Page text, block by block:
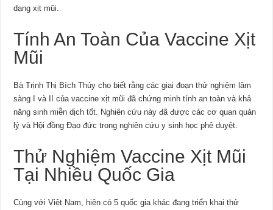
dạng xịt mũi.
Tính An Toàn Của Vaccine Xịt
Mũi
Bà Trịnh Thị Bích Thủy cho biết rằng các giai đoạn thử nghiệm lâm
sàng I và II của vaccine xịt mũi đã chứng minh tính an toàn và khả
năng sinh miễn dịch tốt. Nghiên cứu này đã được các cơ quan quản
lý và Hội đồng Đạo đức trong nghiên cứu y sinh học phê duyệt.
Thử Nghiệm Vaccine Xịt Mũi
Tại Nhiều Quốc Gia
Cùng với Việt Nam, hiện có 5 quốc gia khác đang triển khai thử